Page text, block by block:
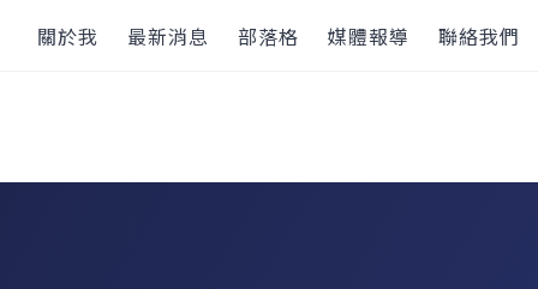
關於我 最新消息 部落格 媒體報導 聯絡我們